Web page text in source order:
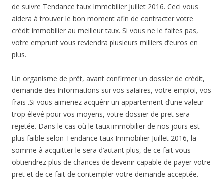
de suivre Tendance taux Immobilier Juillet 2016. Ceci vous
aidera à trouver le bon moment afin de contracter votre
crédit immobilier au meilleur taux. Si vous ne le faites pas,
votre emprunt vous reviendra plusieurs milliers d’euros en
plus.
Un organisme de prêt, avant confirmer un dossier de crédit,
demande des informations sur vos salaires, votre emploi, vos
frais .Si vous aimeriez acquérir un appartement d’une valeur
trop élevé pour vos moyens, votre dossier de pret sera
rejetée. Dans le cas où le taux immobilier de nos jours est
plus faible selon Tendance taux Immobilier Juillet 2016, la
somme à acquitter le sera d’autant plus, de ce fait vous
obtiendrez plus de chances de devenir capable de payer votre
pret et de ce fait de contempler votre demande acceptée.